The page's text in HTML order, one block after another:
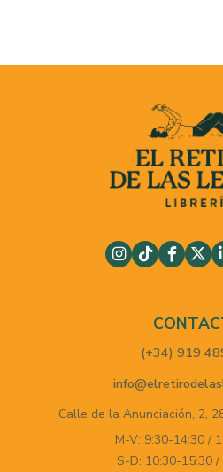
(+34) 919
Calle de la Anunciación, 2,
M-V: 9:30-14:30 /
S-D: 10:30-15:30 /